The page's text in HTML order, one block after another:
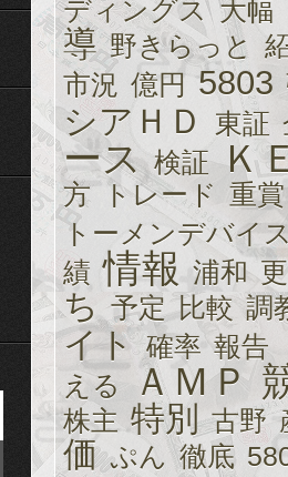
ン
キ
ン
グ］-
株
FX
競
馬
パ
チ
ス
ディングス 大幅
導 野きらっと
市況 億円 5803
シアＨＤ 東証
ース 検証 Ｋ
方 トレード 重賞
トーメンデバイ
績 情報 浦和
ち 予定 比較 調
イト 確率 報告
える ＡＭＰ
株主 特別 古野
価 ぷん 徹底